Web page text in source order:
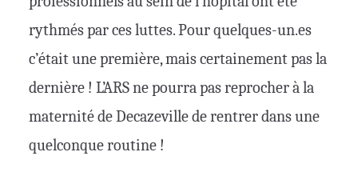
rythmés par ces luttes. Pour quelques-un.es
c’était une première, mais certainement pas la
dernière ! L’ARS ne pourra pas reprocher à la
maternité de Decazeville de rentrer dans une
quelconque routine !